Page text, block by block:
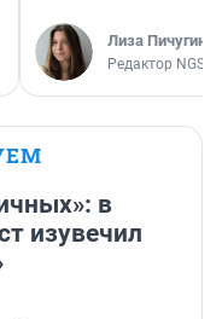
Лиза Пичугина
Редактор
в
изувечил